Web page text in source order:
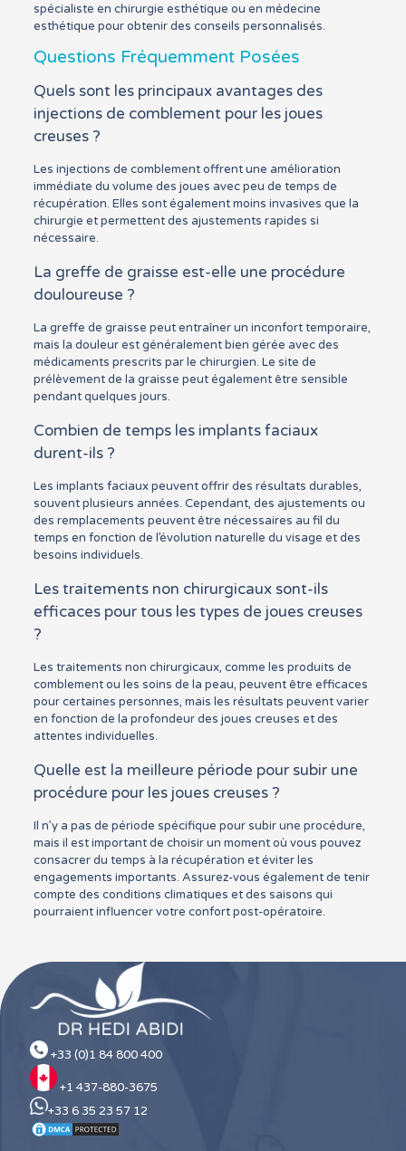
spécialiste en chirurgie esthétique ou en médecine
esthétique pour obtenir des conseils personnalisés.
Questions Fréquemment Posées
Quels sont les principaux avantages des
injections de comblement pour les joues
creuses ?
Les injections de comblement offrent une amélioration
immédiate du volume des joues avec peu de temps de
récupération. Elles sont également moins invasives que la
chirurgie et permettent des ajustements rapides si
nécessaire.
La greffe de graisse est-elle une procédure
douloureuse ?
La greffe de graisse peut entraîner un inconfort temporaire,
mais la douleur est généralement bien gérée avec des
médicaments prescrits par le chirurgien. Le site de
prélèvement de la graisse peut également être sensible
pendant quelques jours.
Combien de temps les implants faciaux
durent-ils ?
Les implants faciaux peuvent offrir des résultats durables,
souvent plusieurs années. Cependant, des ajustements ou
des remplacements peuvent être nécessaires au fil du
temps en fonction de l’évolution naturelle du visage et des
besoins individuels.
Les traitements non chirurgicaux sont-ils
efficaces pour tous les types de joues creuses
?
Les traitements non chirurgicaux, comme les produits de
comblement ou les soins de la peau, peuvent être efficaces
pour certaines personnes, mais les résultats peuvent varier
en fonction de la profondeur des joues creuses et des
attentes individuelles.
Quelle est la meilleure période pour subir une
procédure pour les joues creuses ?
Il n’y a pas de période spécifique pour subir une procédure,
mais il est important de choisir un moment où vous pouvez
consacrer du temps à la récupération et éviter les
engagements importants. Assurez-vous également de tenir
compte des conditions climatiques et des saisons qui
pourraient influencer votre confort post-opératoire.
+33 (0)1 84 800 400
+1 437-880-3675
+33 6 35 23 57 12